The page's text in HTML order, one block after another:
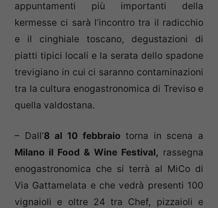
appuntamenti più importanti della
kermesse ci sarà l’incontro tra il radicchio
e il cinghiale toscano, degustazioni di
piatti tipici locali e la serata dello spadone
trevigiano in cui ci saranno contaminazioni
tra la cultura enogastronomica di Treviso e
quella valdostana.
– Dall’8 al 10 febbraio torna in scena a
Milano il Food & Wine Festival, rassegna
enogastronomica che si terrà al MiCo di
Via Gattamelata e che vedrà presenti 100
vignaioli e oltre 24 tra Chef, pizzaioli e